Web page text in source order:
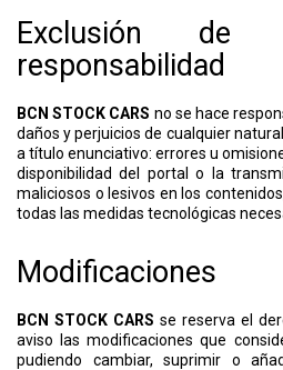
Exclusión de
responsabilidad
BCN STOCK CARS no se hace
daños y perjuicios de cualquier
a título enunciativo: errores u
disponibilidad del portal o la
maliciosos o lesivos en los
todas las medidas tecnológicas
Modificaciones
BCN STOCK CARS se reserva el
aviso las modificaciones que
pudiendo cambiar, suprimir o